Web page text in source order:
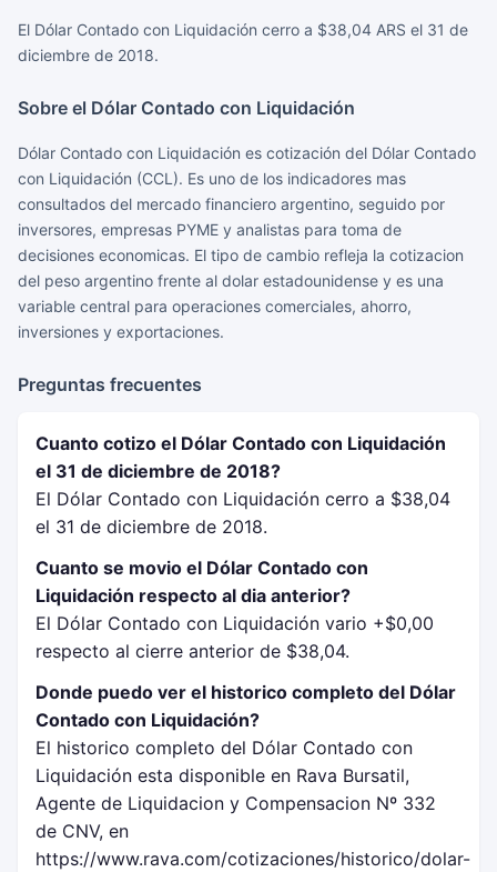
El Dólar Contado con Liquidación cerro a $38,04 ARS el 31 de
diciembre de 2018.
Sobre el Dólar Contado con Liquidación
Dólar Contado con Liquidación es cotización del Dólar Contado
con Liquidación (CCL). Es uno de los indicadores mas
consultados del mercado financiero argentino, seguido por
inversores, empresas PYME y analistas para toma de
decisiones economicas. El tipo de cambio refleja la cotizacion
del peso argentino frente al dolar estadounidense y es una
variable central para operaciones comerciales, ahorro,
inversiones y exportaciones.
Preguntas frecuentes
Cuanto cotizo el Dólar Contado con Liquidación
el 31 de diciembre de 2018?
El Dólar Contado con Liquidación cerro a $38,04
el 31 de diciembre de 2018.
Cuanto se movio el Dólar Contado con
Liquidación respecto al dia anterior?
El Dólar Contado con Liquidación vario +$0,00
respecto al cierre anterior de $38,04.
Donde puedo ver el historico completo del Dólar
Contado con Liquidación?
El historico completo del Dólar Contado con
Liquidación esta disponible en Rava Bursatil,
Agente de Liquidacion y Compensacion Nº 332
de CNV, en
https://www.rava.com/cotizaciones/historico/dolar-